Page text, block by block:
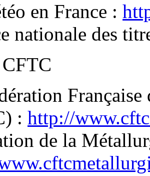
en France :
nationale des
: http://
de la